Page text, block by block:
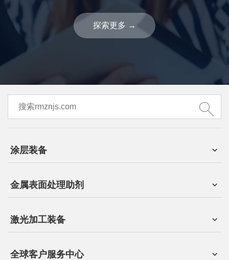
探索更多 →
涂层装备
金属表面处理助剂
激光加工装备
全球客户服务中心